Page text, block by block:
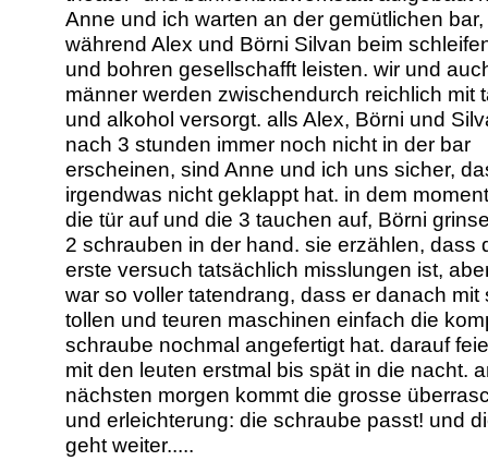
Anne und ich warten an der gemütlichen bar,
während Alex und Börni Silvan beim
und bohren gesellschafft leisten. wir und
männer werden zwischendurch reichlich mit
und alkohol versorgt. alls Alex, Börni und
nach 3 stunden immer noch nicht in der bar
erscheinen, sind Anne und ich uns sicher,
irgendwas nicht geklappt hat. in dem
die tür auf und die 3 tauchen auf, Börni
2 schrauben in der hand. sie erzählen, dass
erste versuch tatsächlich misslungen ist,
war so voller tatendrang, dass er danach mit
tollen und teuren maschinen einfach die
schraube nochmal angefertigt hat. darauf
mit den leuten erstmal bis spät in die nacht.
nächsten morgen kommt die grosse
und erleichterung: die schraube passt! und
geht weiter.....